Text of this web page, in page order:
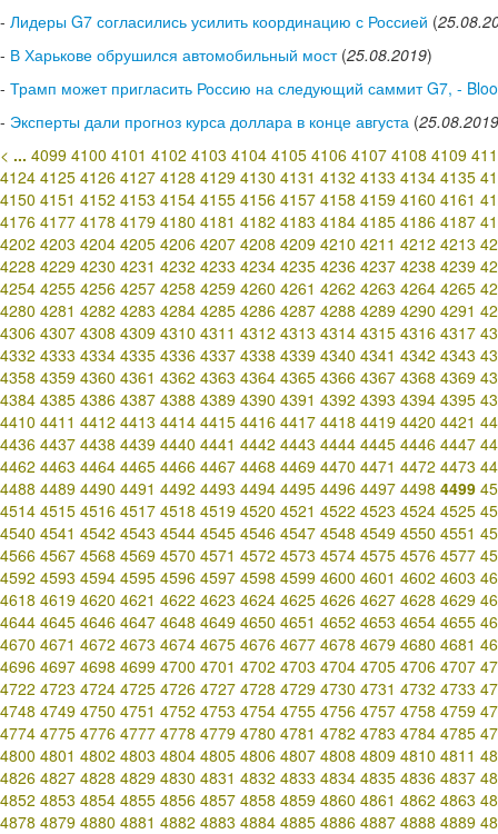
- Лидеры G7 согласились усилить координацию с Россией (
- В Харькове обрушился автомобильный мост(25.08.2019)
- Трамп может пригласить Россию на следующий саммит G7, -
- Эксперты дали прогноз курса доллара в конце августа (25.08.2019
< ... 4099 4100 4101 4102 4103 4104 4105 4106 4107 4108 4109
4124 4125 4126 4127 4128 4129 4130 4131 4132 4133 4134 4135
4150 4151 4152 4153 4154 4155 4156 4157 4158 4159 4160 4161
4176 4177 4178 4179 4180 4181 4182 4183 4184 4185 4186 4187
4202 4203 4204 4205 4206 4207 4208 4209 4210 4211 4212 4213
4228 4229 4230 4231 4232 4233 4234 4235 4236 4237 4238 4239
4254 4255 4256 4257 4258 4259 4260 4261 4262 4263 4264 4265
4280 4281 4282 4283 4284 4285 4286 4287 4288 4289 4290 4291
4306 4307 4308 4309 4310 4311 4312 4313 4314 4315 4316 4317
4332 4333 4334 4335 4336 4337 4338 4339 4340 4341 4342 4343
4358 4359 4360 4361 4362 4363 4364 4365 4366 4367 4368 4369
4384 4385 4386 4387 4388 4389 4390 4391 4392 4393 4394 4395
4410 4411 4412 4413 4414 4415 4416 4417 4418 4419 4420 4421
4436 4437 4438 4439 4440 4441 4442 4443 4444 4445 4446 4447
4462 4463 4464 4465 4466 4467 4468 4469 4470 4471 4472 4473
4488 4489 4490 4491 4492 4493 4494 4495 4496 4497 4498 4499
4514 4515 4516 4517 4518 4519 4520 4521 4522 4523 4524 4525
4540 4541 4542 4543 4544 4545 4546 4547 4548 4549 4550 4551
4566 4567 4568 4569 4570 4571 4572 4573 4574 4575 4576 4577
4592 4593 4594 4595 4596 4597 4598 4599 4600 4601 4602 4603
4618 4619 4620 4621 4622 4623 4624 4625 4626 4627 4628 4629
4644 4645 4646 4647 4648 4649 4650 4651 4652 4653 4654 4655
4670 4671 4672 4673 4674 4675 4676 4677 4678 4679 4680 4681
4696 4697 4698 4699 4700 4701 4702 4703 4704 4705 4706 4707
4722 4723 4724 4725 4726 4727 4728 4729 4730 4731 4732 4733
4748 4749 4750 4751 4752 4753 4754 4755 4756 4757 4758 4759
4774 4775 4776 4777 4778 4779 4780 4781 4782 4783 4784 4785
4800 4801 4802 4803 4804 4805 4806 4807 4808 4809 4810 4811
4826 4827 4828 4829 4830 4831 4832 4833 4834 4835 4836 4837
4852 4853 4854 4855 4856 4857 4858 4859 4860 4861 4862 4863
4878 4879 4880 4881 4882 4883 4884 4885 4886 4887 4888 4889